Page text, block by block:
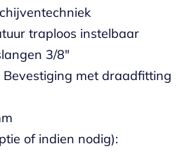
traploos instelbaar
3/8"
met draadfitting
of indien nodig):